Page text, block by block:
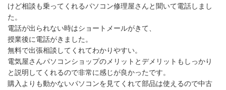
けど相談も乗ってくれるパソコン修理屋さんと聞いて電話しまし
た。
電話が出られない時はショートメールがきて、
授業後に電話がきました。
無料で出張相談してくれてわかりやすい。
電気屋さんパソコンショップのメリットとデメリットもしっかり
と説明してくれるので非常に感じが良かったです。
購入よりも動かないパソコンを見てくれて部品は使えるので中古